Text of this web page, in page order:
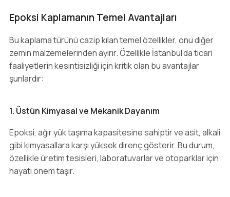
Epoksi Kaplamanın Temel Avantajları
Bu kaplama türünü cazip kılan temel özellikler, onu diğer
zemin malzemelerinden ayırır. Özellikle İstanbul’da ticari
faaliyetlerin kesintisizliği için kritik olan bu avantajlar
şunlardır:
1. Üstün Kimyasal ve Mekanik Dayanım
Epoksi, ağır yük taşıma kapasitesine sahiptir ve asit, alkali
gibi kimyasallara karşı yüksek direnç gösterir. Bu durum,
özellikle üretim tesisleri, laboratuvarlar ve otoparklar için
hayati önem taşır.